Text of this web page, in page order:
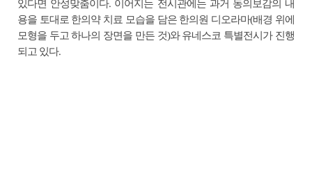
있다면 안성맞춤이다. 이어지는 전시관에는 과거 동의보감의 내
용을 토대로 한의약 치료 모습을 담은 한의원 디오라마(배경 위에
모형을 두고 하나의 장면을 만든 것)와 유네스코 특별전시가 진행
되고 있다.